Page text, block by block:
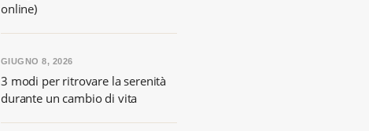
online)
3 modi per ritrovare la serenità
durante un cambio di vita
GIUGNO 8, 2026